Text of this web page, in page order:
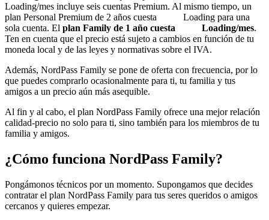
Loading/mes incluye seis cuentas Premium. Al mismo tiempo, un
plan Personal Premium de 2 años cuesta
Loading para una
sola cuenta. El plan Family de 1 año cuesta Loading/mes.
Ten en cuenta que el precio está sujeto a cambios en función de tu
moneda local y de las leyes y normativas sobre el IVA.
Además, NordPass Family se pone de oferta con frecuencia, por lo
que puedes comprarlo ocasionalmente para ti, tu familia y tus
amigos a un precio aún más asequible.
Al fin y al cabo, el plan NordPass Family ofrece una mejor relación
calidad-precio no solo para ti, sino también para los miembros de tu
familia y amigos.
¿Cómo funciona NordPass Family?
Pongámonos técnicos por un momento. Supongamos que decides
contratar el plan NordPass Family para tus seres queridos o amigos
cercanos y quieres empezar.